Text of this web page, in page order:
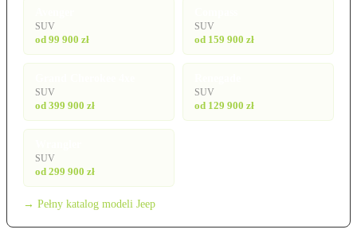
SUV
od 99 900 zł
SUV
od 159 900 zł
SUV
od 399 900 zł
SUV
od 129 900 zł
SUV
od 299 900 zł
→ Pełny katalog modeli Jeep